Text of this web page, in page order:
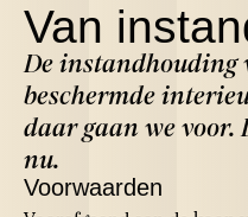
Van
De instandhouding
beschermde
daar gaan we voor.
nu.
Voorwaarden